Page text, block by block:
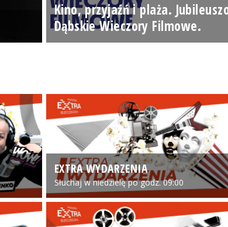
Kino, przyjaźń i plaża.
Dąbskie Wieczory Filmowe.
EXTRA WYDARZENIA
Słuchaj w niedzielę po godz. 09:00